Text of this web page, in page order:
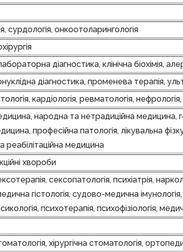
сурдологія, онкоотоларингологія
діагностика, клінічна біохімія,
діагностика, променева терапія,
кардіологія, ревматологія,
народна та нетрадиційна медицина,
професійна патологія, лікувальна
реабілітаційна медицина
хвороби
сексопатологія, психіатрія,
гістологія, судово-медична
психотерапія, психофізіологія,
хірургічна стоматологія,